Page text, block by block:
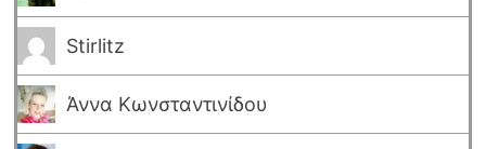
Stirlitz
Άννα Κωνσταντινίδου